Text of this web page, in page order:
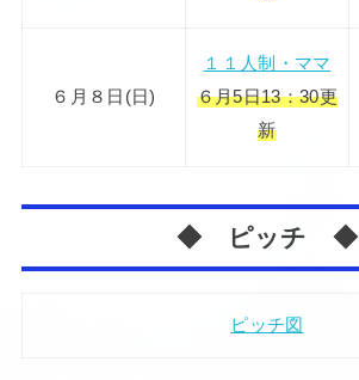
６月８日(日)
１１人制・ママ
６月5日13：30更
新
◆ ピッチ ◆
ピッチ図